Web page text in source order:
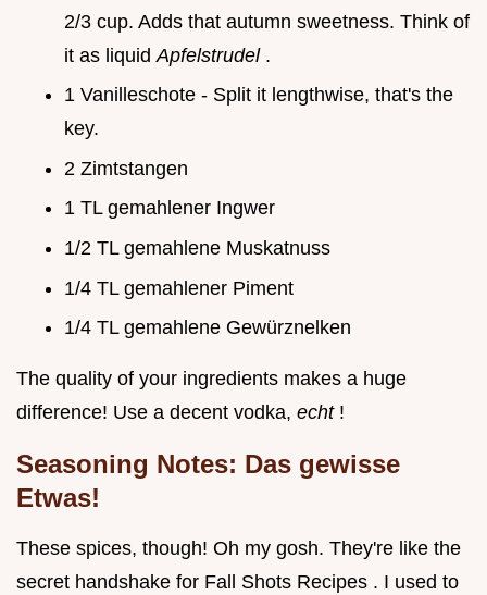
2/3 cup. Adds that autumn sweetness. Think of
it as liquid Apfelstrudel .
1 Vanilleschote - Split it lengthwise, that's the
key.
2 Zimtstangen
1 TL gemahlener Ingwer
1/2 TL gemahlene Muskatnuss
1/4 TL gemahlener Piment
1/4 TL gemahlene Gewürznelken
The quality of your ingredients makes a huge
difference! Use a decent vodka, echt !
Seasoning Notes: Das gewisse
Etwas!
These spices, though! Oh my gosh. They're like the
secret handshake for Fall Shots Recipes . I used to